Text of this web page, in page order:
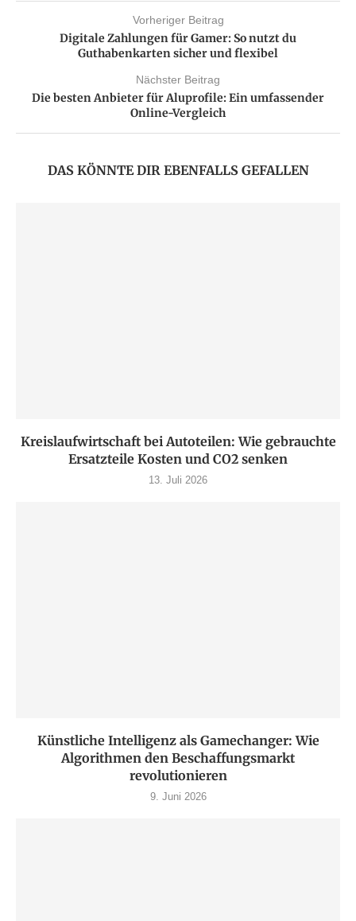
Vorheriger Beitrag
Digitale Zahlungen für Gamer: So nutzt du
Guthabenkarten sicher und flexibel
Nächster Beitrag
Die besten Anbieter für Aluprofile: Ein umfassender
Online-Vergleich
DAS KÖNNTE DIR EBENFALLS GEFALLEN
Kreislaufwirtschaft bei Autoteilen: Wie gebrauchte
Ersatzteile Kosten und CO2 senken
13. Juli 2026
Künstliche Intelligenz als Gamechanger: Wie
Algorithmen den Beschaffungsmarkt
revolutionieren
9. Juni 2026